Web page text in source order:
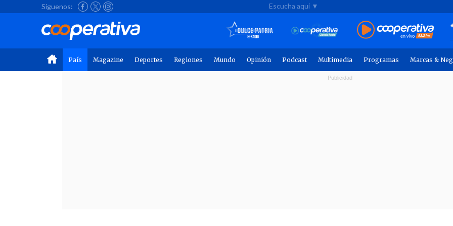
Síguenos: Escucha aquí ▼
País Magazine Deportes Regiones Mundo Opinión Podcast Multimedia Programas Marcas &